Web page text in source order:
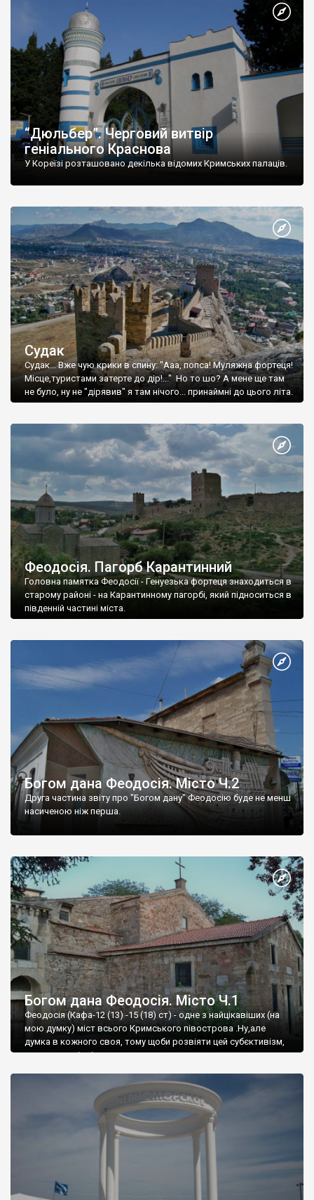
“Дюльбер”. Черговий витвір
геніального Краснова
У Кореїзі розташовано декілька відомих Кримських палаців.
Судак
Судак... Вже чую крики в спину: "Ааа, попса! Муляжна фортеця!
Місце,туристами затерте до дір!..." Но то шо? А мене ще там
не було, ну не "дірявив" я там нічого... принаймні до цього літа.
Феодосія. Пагорб Карантинний
Головна памятка Феодосії - Генуезька фортеця знаходиться в
старому районі - на Карантинному пагорбі, який підноситься в
південній частині міста.
Богом дана Феодосія. Місто Ч.2
Друга частина звіту про "Богом дану" Феодосію буде не менш
насиченою ніж перша.
Богом дана Феодосія. Місто Ч.1
Феодосія (Кафа-12 (13) -15 (18) ст) - одне з найцікавіших (на
мою думку) міст всього Кримського півострова .Ну,але
думка в кожного своя, тому щоби розвіяти цей субєктивізм,
запрошую відвідати це